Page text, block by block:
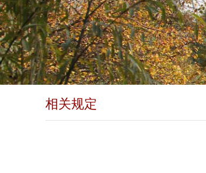
相关规定